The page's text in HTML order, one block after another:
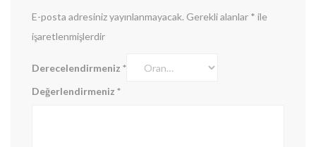
E-posta adresiniz yayınlanmayacak. Gerekli alanlar * ile
işaretlenmişlerdir
Derecelendirmeniz *
Değerlendirmeniz *